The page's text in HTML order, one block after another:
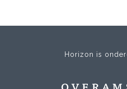
Horizon is